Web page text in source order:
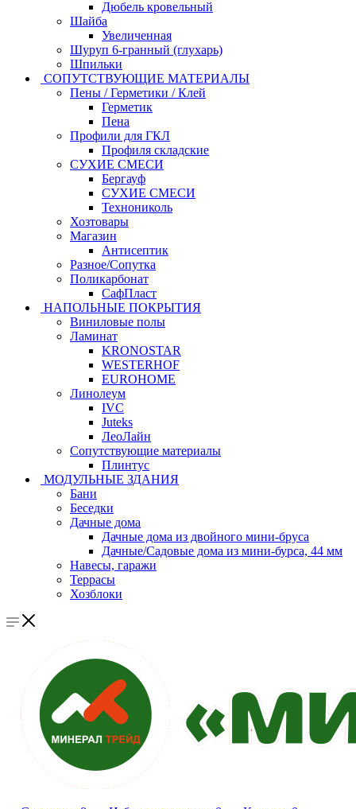
Дюбель кровельный
Шайба
Увеличенная
Шуруп 6-гранный (глухарь)
Шпильки
СОПУТСТВУЮЩИЕ МАТЕРИАЛЫ
Пены / Герметики / Клей
Герметик
Пена
Профили для ГКЛ
Профиля складские
СУХИЕ СМЕСИ
Бергауф
СУХИЕ СМЕСИ
Технониколь
Хозтовары
Магазин
Антисептик
Разное/Сопутка
Поликарбонат
СафПласт
НАПОЛЬНЫЕ ПОКРЫТИЯ
Виниловые полы
Ламинат
KRONOSTAR
WESTERHOF
EUROHOME
Линолеум
IVC
Juteks
ЛеоЛайн
Сопутствующие материалы
Плинтус
МОДУЛЬНЫЕ ЗДАНИЯ
Бани
Беседки
Дачные дома
Дачные дома из двойного мини-бруса
Дачные/Садовые дома из мини-бурса, 44 мм
Навесы, гаражи
Террасы
Хозблоки